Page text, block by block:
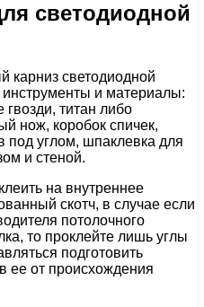
светодиодной
карниз светодиодной
инструменты и материалы:
титан либо
нож, коробок спичек,
под углом, шпаклевка для
и стеной.
на внутреннее
скотч, в случае если
потолочного
то проклейте лишь углы
подготовить
ее от происхождения